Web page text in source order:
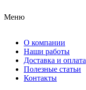
Меню
О компании
Наши работы
Доставка и оплата
Полезные статьи
Контакты